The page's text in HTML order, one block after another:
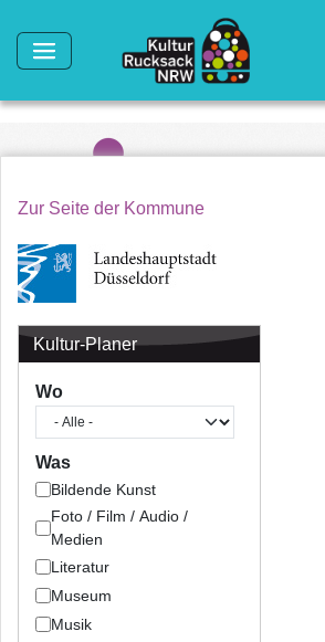
Zur Seite der Kommune
Kultur-Planer
Wo
Was
Bildende Kunst
Foto / Film / Audio /
Medien
Literatur
Museum
Musik